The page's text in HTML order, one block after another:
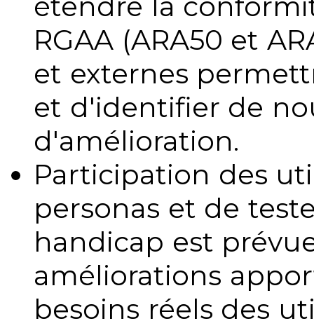
RGAA (ARA50 et
et externes
et d'identifier de
d'amélioration.
Participation des
personas et de
handicap est
améliorations
besoins réels des